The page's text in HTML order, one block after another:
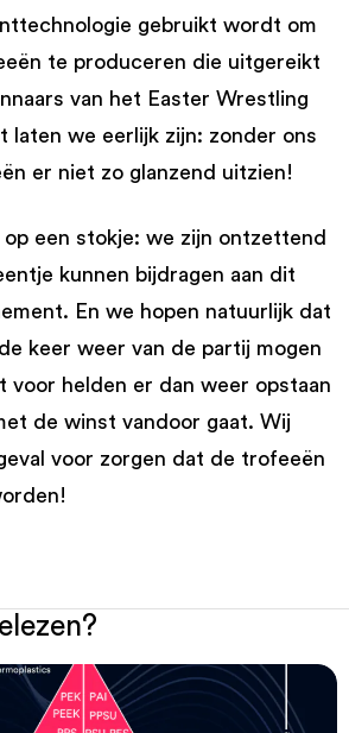
gebruikt wordt om
te produceren die uitgereikt
van het Easter Wrestling
laten we eerlijk zijn: zonder ons
er niet zo glanzend uitzien!
op een stokje: we zijn ontzettend
kunnen bijdragen aan dit
En we hopen natuurlijk dat
keer weer van de partij mogen
voor helden er dan weer opstaan
de winst vandoor gaat. Wij
voor zorgen dat de trofeeën